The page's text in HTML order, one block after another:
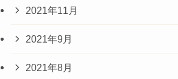
2021年11月
2021年9月
2021年8月